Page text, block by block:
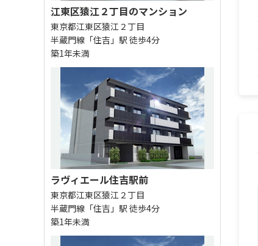
江東区猿江２丁目のマンション
東京都江東区猿江２丁目
半蔵門線「住吉」駅 徒歩4分
築1年未満
ラヴィエール住吉駅前
東京都江東区猿江２丁目
半蔵門線「住吉」駅 徒歩4分
築1年未満